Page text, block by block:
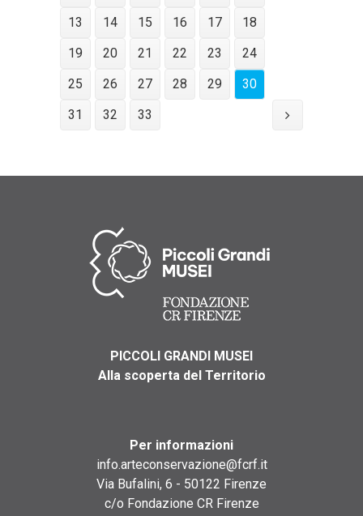
13
14 15 16 17
18
19
20 21 22 23
24
25
26 27 28 29
30
31
32 33
PICCOLI GRANDI MUSEI
Alla scoperta del Territorio
Per informazioni
info.arteconservazione@fcrf.it
Via Bufalini, 6 - 50122 Firenze
c/o Fondazione CR Firenze